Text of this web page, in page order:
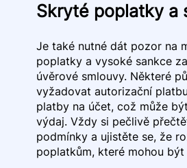
Skryté poplatky a
Je také nutné dát pozor na
poplatky a vysoké sankce
úvěrové smlouvy. Některé
vyžadovat autorizační
platby na účet, což může
výdaj. Vždy si pečlivě
podmínky a ujistěte se, že
poplatkům, které mohou být